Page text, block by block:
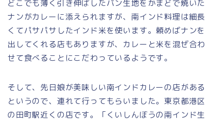
どこでも薄く引き伸ばしたパン生地をかまどで焼いた
ナンがカレーに添えられますが、南インド料理は細長
くてパサパサしたインド米を使います。頼めばナンを
出してくれる店もありますが、カレーと米を混ぜ合わ
せて食べることにこだわっているようです。
そして、先日娘が美味しい南インドカレーの店がある
というので、連れて行ってもらいました。東京都港区
の田町駅近くの店です。「くいしんぼうの南インド生